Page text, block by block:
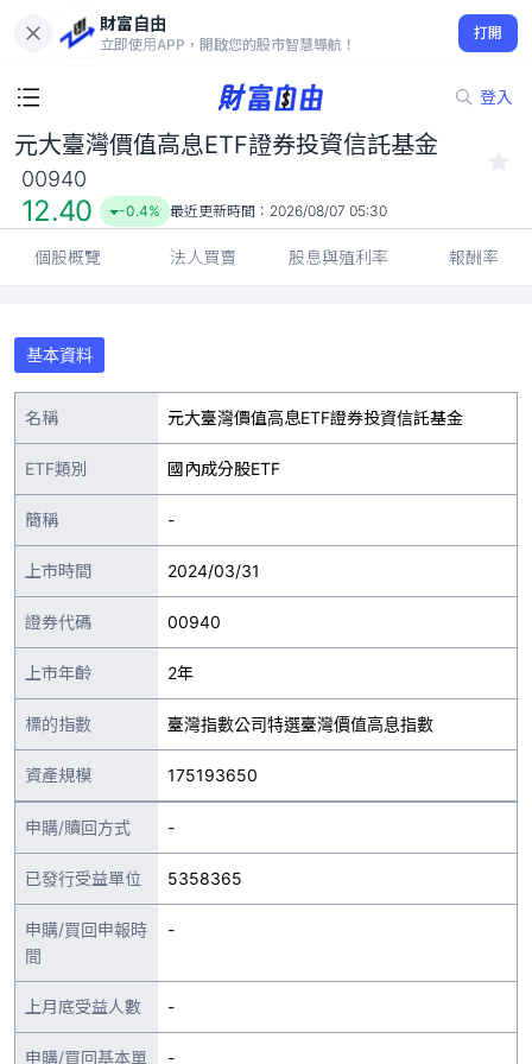
財富自由
立即使用APP，開啟您的股市智慧導航！
打開
登入
元大臺灣價值高息ETF證券投資信託基金 00940
12.40
-0.4%
元大臺灣價值高息ETF證券投資信託基金
00940
12.40 -0.4% 最近更新時間： 2026/08/07 05:30
個股概覽 法人買賣 股息與殖利率 報酬率
基本資料
名稱 元大臺灣價值高息ETF證券投資信託基金
ETF類別 國內成分股ETF
簡稱 -
上市時間 2024/03/31
證券代碼 00940
上市年齡 2年
標的指數 臺灣指數公司特選臺灣價值高息指數
資產規模 175193650
申購/贖回方式 -
已發行受益單位 5358365
申購/買回申報時
間
-
上月底受益人數 -
申購/買回基本單 -